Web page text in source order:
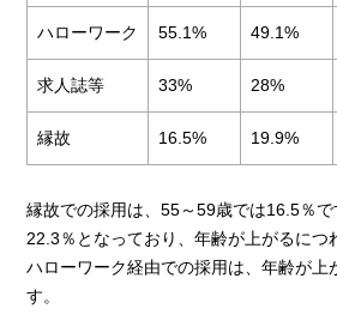
ハローワーク 55.1% 49.1%
求人誌等 33% 28%
縁故 16.5% 19.9%
縁故での採用は、55～59歳では16.5％
22.3％となっており、年齢が上がるにつ
ハローワーク経由での採用は、年齢が上
す。